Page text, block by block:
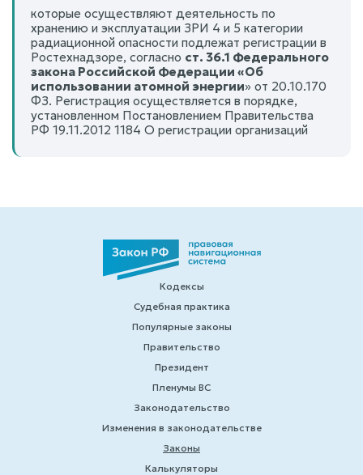
которые осуществляют деятельность по
хранению и эксплуатации ЗРИ 4 и 5 категории
радиационной опасности подлежат регистрации в
Ростехнадзоре, согласно ст. 36.1 Федерального
закона Российской Федерации «Об
использовании атомной энергии» от 20.10.170
ФЗ. Регистрация осуществляется в порядке,
установленном Постановлением Правительства
РФ 19.11.2012 1184 О регистрации организаций
Кодексы
Судебная практика
Популярные законы
Правительство
Президент
Пленумы ВС
Законодательство
Изменения в законодательстве
Законы
Калькуляторы